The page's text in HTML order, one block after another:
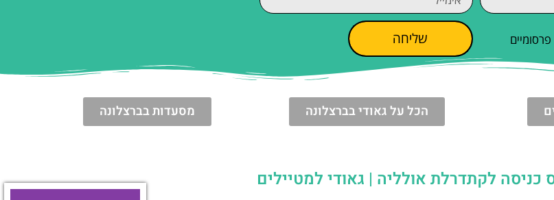
שליחה
הכל על גאודי בברצלונה מסעדות בברצלונה
לקתדרלת אולליה | גאודי למטיילים